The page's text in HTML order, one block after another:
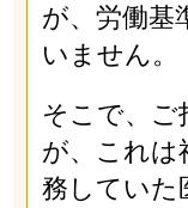
が、労働基
いません。
そこで、ご
が、これは
務していた